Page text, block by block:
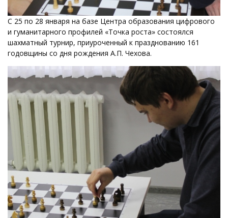
С 25 по 28 января на базе Центра образования цифрового
и гуманитарного профилей «Точка роста» состоялся
шахматный турнир, приуроченный к празднованию 161
годовщины со дня рождения А.П. Чехова.